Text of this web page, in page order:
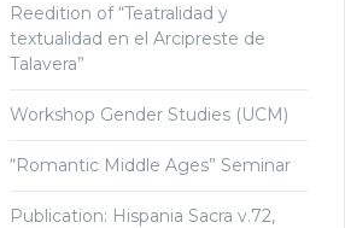
Reedition of “Teatralidad y
textualidad en el Arcipreste de
Talavera”
Workshop Gender Studies (UCM)
“Romantic Middle Ages” Seminar
Publication: Hispania Sacra v.72,